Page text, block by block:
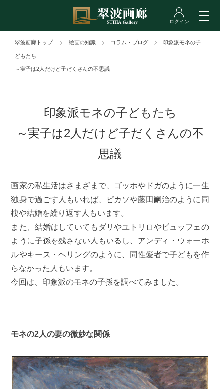
翠波画廊トップ 絵画の知識 コラム・ブログ 印象派モネの子
どもたち
～実子は2人だけど子だくさんの不思議
印象派モネの子どもたち
～実子は2人だけど子だくさんの不
思議
画家の私生活はさまざまで、ゴッホやドガのように一生
独身で過ごす人もいれば、ピカソや藤田嗣治のように同
棲や結婚を繰り返す人もいます。
また、結婚はしていてもダリやユトリロやビュッフェの
ように子孫を残さない人もいるし、アンディ・ウォーホ
ルやキース・ヘリングのように、同性愛者で子どもを作
らなかった人もいます。
今回は、印象派のモネの子孫を調べてみました。
モネの2人の妻の微妙な関係